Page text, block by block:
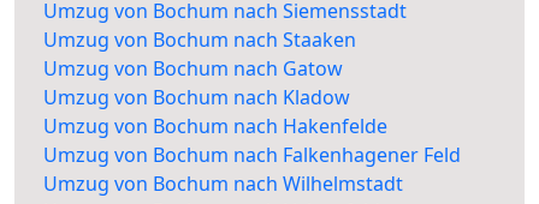
Umzug von Bochum nach Siemensstadt
Umzug von Bochum nach Staaken
Umzug von Bochum nach Gatow
Umzug von Bochum nach Kladow
Umzug von Bochum nach Hakenfelde
Umzug von Bochum nach Falkenhagener Feld
Umzug von Bochum nach Wilhelmstadt